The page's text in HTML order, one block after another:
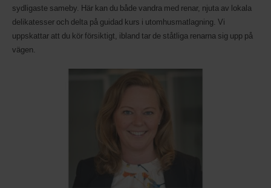
sydligaste sameby. Här kan du både vandra med renar, njuta av lokala
delikatesser och delta på guidad kurs i utomhusmatlagning. Vi
uppskattar att du kör försiktigt, ibland tar de ståtliga renarna sig upp på
vägen.